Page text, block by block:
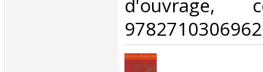
d'ouvrage,
9782710306962‎